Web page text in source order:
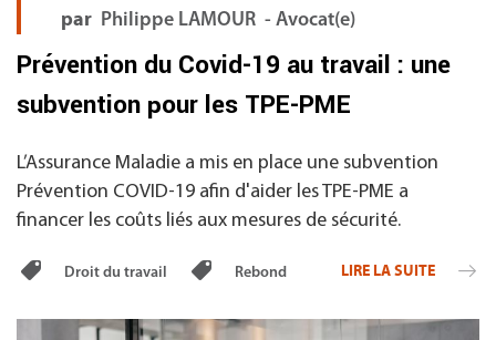
par Philippe LAMOUR - Avocat(e)
Prévention du Covid-19 au travail : une
subvention pour les TPE-PME
L’Assurance Maladie a mis en place une subvention
Prévention COVID-19 afin d'aider les TPE-PME a
financer les coûts liés aux mesures de sécurité.
Droit du travail Rebond LIRE LA SUITE